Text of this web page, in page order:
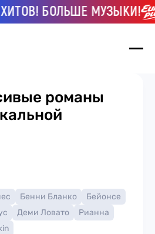
БОЛЬШЕ МУЗЫКИ!
романы
Бенни Бланко
Бейонсе
Деми Ловато
Рианна